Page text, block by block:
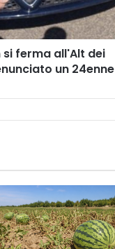
si ferma all'Alt dei
un 24enne